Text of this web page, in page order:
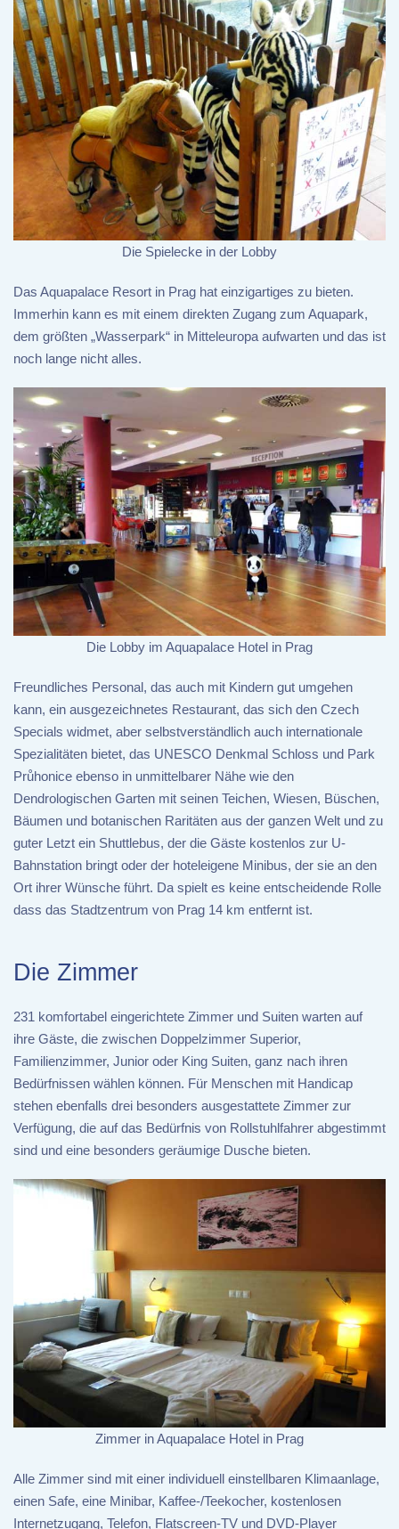
Die Spielecke in der Lobby
Das Aquapalace Resort in Prag hat einzigartiges zu bieten.
Immerhin kann es mit einem direkten Zugang zum Aquapark,
dem größten „Wasserpark“ in Mitteleuropa aufwarten und das ist
noch lange nicht alles.
Die Lobby im Aquapalace Hotel in Prag
Freundliches Personal, das auch mit Kindern gut umgehen
kann, ein ausgezeichnetes Restaurant, das sich den Czech
Specials widmet, aber selbstverständlich auch internationale
Spezialitäten bietet, das UNESCO Denkmal Schloss und Park
Průhonice ebenso in unmittelbarer Nähe wie den
Dendrologischen Garten mit seinen Teichen, Wiesen, Büschen,
Bäumen und botanischen Raritäten aus der ganzen Welt und zu
guter Letzt ein Shuttlebus, der die Gäste kostenlos zur U-
Bahnstation bringt oder der hoteleigene Minibus, der sie an den
Ort ihrer Wünsche führt. Da spielt es keine entscheidende Rolle
dass das Stadtzentrum von Prag 14 km entfernt ist.
Die Zimmer
231 komfortabel eingerichtete Zimmer und Suiten warten auf
ihre Gäste, die zwischen Doppelzimmer Superior,
Familienzimmer, Junior oder King Suiten, ganz nach ihren
Bedürfnissen wählen können. Für Menschen mit Handicap
stehen ebenfalls drei besonders ausgestattete Zimmer zur
Verfügung, die auf das Bedürfnis von Rollstuhlfahrer abgestimmt
sind und eine besonders geräumige Dusche bieten.
Zimmer in Aquapalace Hotel in Prag
Alle Zimmer sind mit einer individuell einstellbaren Klimaanlage,
einen Safe, eine Minibar, Kaffee-/Teekocher, kostenlosen
Internetzugang, Telefon, Flatscreen-TV und DVD-Player